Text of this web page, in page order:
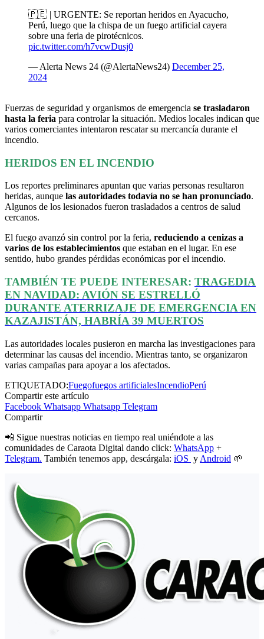
🇵🇪 | URGENTE: Se reportan heridos en Ayacucho,
Perú, luego que la chispa de un fuego artificial cayera
sobre una feria de pirotécnicos.
pic.twitter.com/h7vcwDusj0
— Alerta News 24 (@AlertaNews24) December 25,
2024
Fuerzas de seguridad y organismos de emergencia se trasladaron
hasta la feria para controlar la situación. Medios locales indican que
varios comerciantes intentaron rescatar su mercancía durante el
incendio.
HERIDOS EN EL INCENDIO
Los reportes preliminares apuntan que varias personas resultaron
heridas, aunque las autoridades todavía no se han pronunciado.
Algunos de los lesionados fueron trasladados a centros de salud
cercanos.
El fuego avanzó sin control por la feria, reduciendo a cenizas a
varios de los establecimientos que estaban en el lugar. En ese
sentido, hubo grandes pérdidas económicas por el incendio.
TAMBIÉN TE PUEDE INTERESAR: TRAGEDIA
EN NAVIDAD: AVIÓN SE ESTRELLÓ
DURANTE ATERRIZAJE DE EMERGENCIA EN
KAZAJISTÁN, HABRÍA 39 MUERTOS
Las autoridades locales pusieron en marcha las investigaciones para
determinar las causas del incendio. Mientras tanto, se organizaron
varias campañas para apoyar a los afectados.
ETIQUETADO:Fuegofuegos artificialesIncendioPerú
Compartir este artículo
Facebook Whatsapp Whatsapp Telegram
Compartir
📲 Sigue nuestras noticias en tiempo real uniéndote a las
comunidades de Caraota Digital dando click: WhatsApp +
Telegram. También tenemos app, descárgala: iOS y Android 🌱